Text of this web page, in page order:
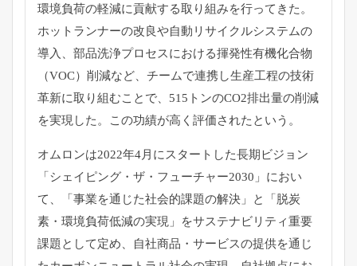
環境負荷の軽減に貢献する取り組みを行ってきた。
ホットランナーの改良や自動リサイクルシステムの
導入、部品洗浄プロセスにおける揮発性有機化合物
（VOC）削減など、チームで連携し生産工程の技術
革新に取り組むことで、515トンのCO2排出量の削減
を実現した。この功績が高く評価されたという。
オムロンは2022年4月にスタートした長期ビジョン
「シェイピング・ザ・フューチャー2030」におい
て、「事業を通じた社会的課題の解決」と「脱炭
素・環境負荷低減の実現」をサステナビリティ重要
課題として定め、自社商品・サービスの提供を通じ